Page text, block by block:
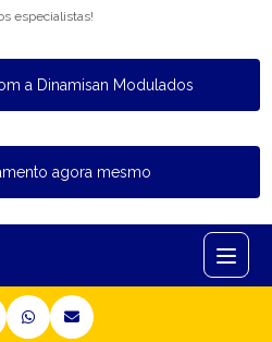
especialistas!
a Dinamisan Modulados
agora mesmo